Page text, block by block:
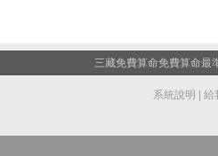
三藏免費算命免費算命最
系統說明 給